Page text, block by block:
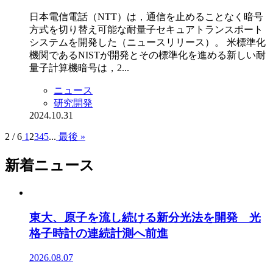
日本電信電話（NTT）は，通信を止めることなく暗号
方式を切り替え可能な耐量子セキュアトランスポート
システムを開発した（ニュースリリース）。 米標準化
機関であるNISTが開発とその標準化を進める新しい耐
量子計算機暗号は，2...
ニュース
研究開発
2024.10.31
2 / 6 1 2345... 最後 »
新着ニュース
東大、原子を流し続ける新分光法を開発 光
格子時計の連続計測へ前進
2026.08.07